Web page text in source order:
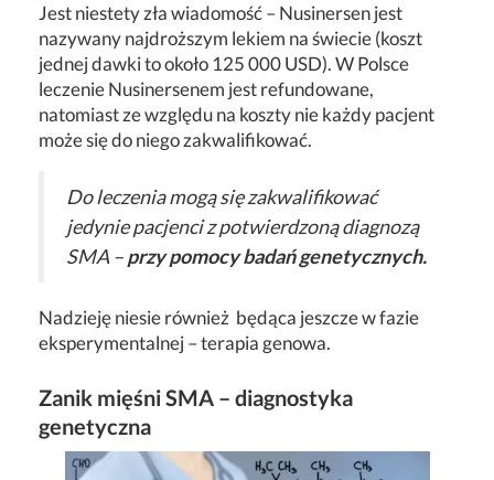
Jest niestety zła wiadomość – Nusinersen jest
nazywany najdroższym lekiem na świecie (koszt
jednej dawki to około 125 000 USD). W Polsce
leczenie Nusinersenem jest refundowane,
natomiast ze względu na koszty nie każdy pacjent
może się do niego zakwalifikować.
Do leczenia mogą się zakwalifikować
jedynie pacjenci z potwierdzoną diagnozą
SMA –przy pomocy badań genetycznych.
Nadzieję niesie również będąca jeszcze w fazie
eksperymentalnej – terapia genowa.
Zanik mięśni SMA – diagnostyka
genetyczna